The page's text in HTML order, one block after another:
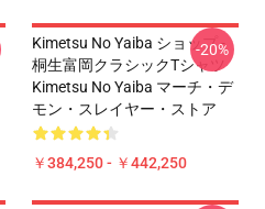
Kimetsu No Yaiba ショップ -
桐生富岡クラシックTシャツ
Kimetsu No Yaiba マーチ・デ
モン・スレイヤー・ストア
￥384,250 - ￥442,250
-20%